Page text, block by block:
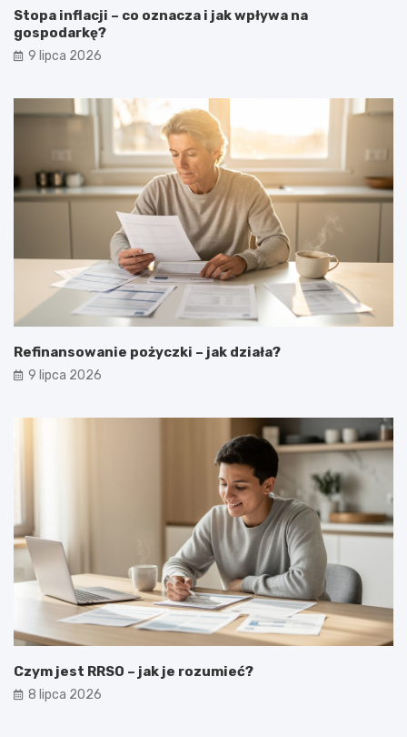
Stopa inflacji – co oznacza i jak wpływa na
gospodarkę?
9 lipca 2026
Refinansowanie pożyczki – jak działa?
9 lipca 2026
Czym jest RRSO – jak je rozumieć?
8 lipca 2026